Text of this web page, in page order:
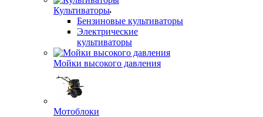
Культиваторы
Бензиновые культиваторы
Электрические
культиваторы
Мойки высокого давления
Мотоблоки